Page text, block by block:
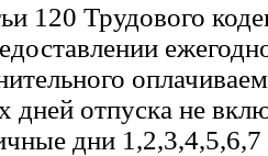
120 Трудового
дней отпуска не
дни 1,2,3,4,5,6,7